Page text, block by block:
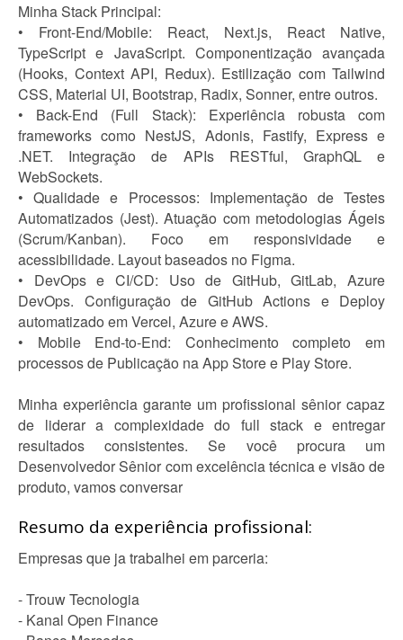
Minha Stack Principal:
• Front-End/Mobile: React, Next.js, React Native,
TypeScript e JavaScript. Componentização avançada
(Hooks, Context API, Redux). Estilização com Tailwind
CSS, Material UI, Bootstrap, Radix, Sonner, entre outros.
• Back-End (Full Stack): Experiência robusta com
frameworks como NestJS, Adonis, Fastify, Express e
.NET. Integração de APIs RESTful, GraphQL e
WebSockets.
• Qualidade e Processos: Implementação de Testes
Automatizados (Jest). Atuação com metodologias Ágeis
(Scrum/Kanban). Foco em responsividade e
acessibilidade. Layout baseados no Figma.
• DevOps e CI/CD: Uso de GitHub, GitLab, Azure
DevOps. Configuração de GitHub Actions e Deploy
automatizado em Vercel, Azure e AWS.
• Mobile End-to-End: Conhecimento completo em
processos de Publicação na App Store e Play Store.
Minha experiência garante um profissional sênior capaz
de liderar a complexidade do full stack e entregar
resultados consistentes. Se você procura um
Desenvolvedor Sênior com excelência técnica e visão de
produto, vamos conversar
Resumo da experiência profissional:
Empresas que ja trabalhei em parceria:
- Trouw Tecnologia
- Kanal Open Finance